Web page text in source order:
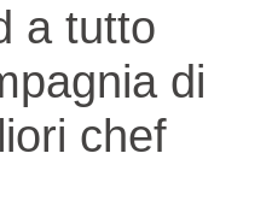
a tutto
di
chef